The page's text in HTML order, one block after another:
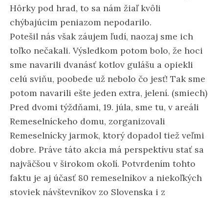
Hôrky pod hrad, to sa nám žiaľ kvôli
chýbajúcim peniazom nepodarilo.
Potešil nás však záujem ľudí, naozaj sme ich
toľko nečakali. Výsledkom potom bolo, že hoci
sme navarili dvanásť kotlov gulášu a opiekli
celú sviňu, poobede už nebolo čo jesť! Tak sme
potom navarili ešte jeden extra, jelení. (smiech)
Pred dvomi týždňami, 19. júla, sme tu, v areáli
Remeselníckeho domu, zorganizovali
Remeselnícky jarmok, ktorý dopadol tiež veľmi
dobre. Práve táto akcia má perspektívu stať sa
najväčšou v širokom okolí. Potvrdením tohto
faktu je aj účasť 80 remeselníkov a niekoľkých
stoviek návštevníkov zo Slovenska i z